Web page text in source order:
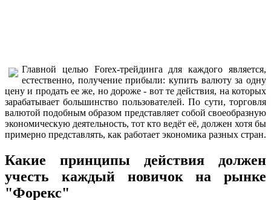
Главной целью Forex-трейдинга для каждого является,
естественно, получение прибыли: купить валюту за одну
цену и продать ее же, но дороже - вот те действия, на которых
зарабатывает большинство пользователей. По сути, торговля
валютой подобным образом представляет собой своеобразную
экономическую деятельность, тот кто ведёт её, должен хотя бы
примерно представлять, как работает экономика разных стран.
Какие принципы действия должен
учесть каждый новичок на рынке
"Форекс"